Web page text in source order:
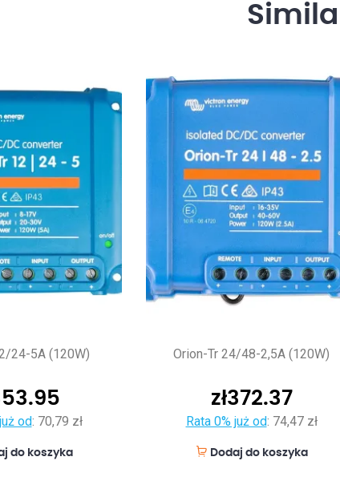
24-5A (120W)
od: 70,79 zł
do koszyka
Orion-Tr 24/48-2,5A (120W)
zł372.37
Rata 0% już od: 74,47 zł
Dodaj do koszyka